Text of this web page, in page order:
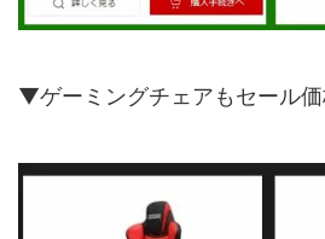
▼ゲーミングチェアもセール価